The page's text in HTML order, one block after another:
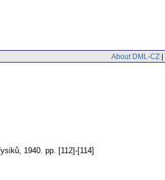
About DML-CZ |
1940. pp. [112]-[114]